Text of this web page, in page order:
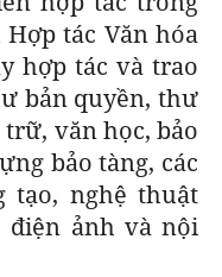
tác Văn hóa
hợp tác và trao
bản quyền, thư
văn học, bảo
bảo tàng, các
tạo, nghệ thuật
điện ảnh và nội